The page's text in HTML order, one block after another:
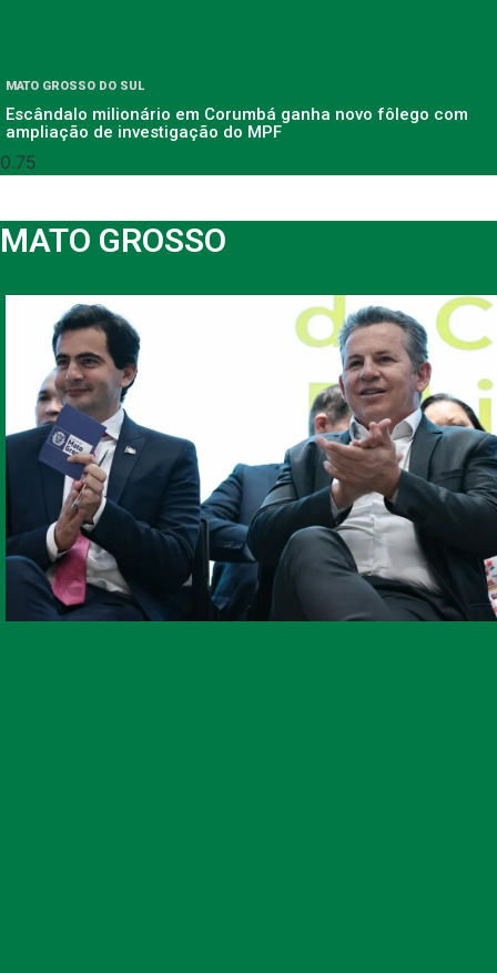
MATO GROSSO DO SUL
Escândalo milionário em Corumbá ganha novo fôlego com
ampliação de investigação do MPF
MATO GROSSO